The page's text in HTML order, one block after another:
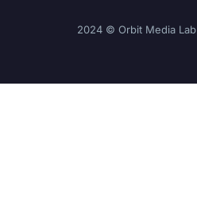
2024 © Orbit Media Lab